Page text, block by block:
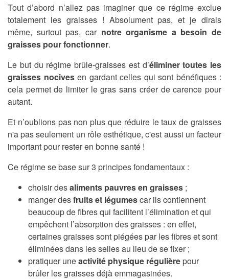
Tout d’abord n’allez pas imaginer que ce régime exclue
totalement les graisses ! Absolument pas, et je dirais
même, surtout pas, car notre organisme a besoin de
graisses pour fonctionner.
Le but du régime brûle-graisses est d’éliminer toutes les
graisses nocivesen gardant celles qui sont bénéfiques :
cela permet de limiter le gras sans créer de carence pour
autant.
Et n’oublions pas non plus que réduire le taux de graisses
n'a pas seulement un rôle esthétique, c'est aussi un facteur
important pour rester en bonne santé !
Ce régime se base sur 3 principes fondamentaux :
choisir desaliments pauvres en graisses ;
manger desfruits et légumescar ils contiennent
beaucoup de fibres qui facilitent l’élimination et qui
empêchent l’absorption des graisses : en effet,
certaines graisses sont piégées par les fibres et sont
éliminées dans les selles au lieu de se fixer ;
pratiquer uneactivité physique régulièrepour
brûler les graisses déjà emmagasinées.